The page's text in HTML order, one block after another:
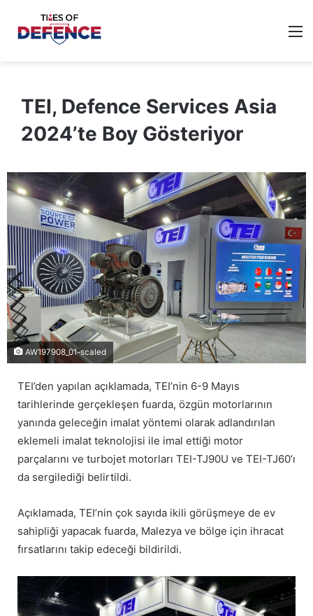
TEI, Defence Services Asia
2024’te Boy Gösteriyor
AW197908_01-scaled
TEI’den yapılan açıklamada, TEI’nin 6-9 Mayıs
tarihlerinde gerçekleşen fuarda, özgün motorlarının
yanında geleceğin imalat yöntemi olarak adlandırılan
eklemeli imalat teknolojisi ile imal ettiği motor
parçalarını ve turbojet motorları TEI-TJ90U ve TEI-TJ60’ı
da sergilediği belirtildi.
Açıklamada, TEI’nin çok sayıda ikili görüşmeye de ev
sahipliği yapacak fuarda, Malezya ve bölge için ihracat
fırsatlarını takip edeceği bildirildi.